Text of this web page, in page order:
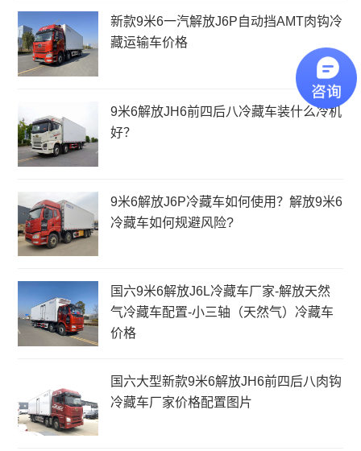
新款9米6一汽解放J6P自动挡AMT肉钩冷
藏运输车价格
9米6解放JH6前四后八冷藏车装什么冷机
好？
9米6解放J6P冷藏车如何使用？解放9米6
冷藏车如何规避风险?
国六9米6解放J6L冷藏车厂家-解放天然
气冷藏车配置-小三轴（天然气）冷藏车
价格
国六大型新款9米6解放JH6前四后八肉钩
冷藏车厂家价格配置图片